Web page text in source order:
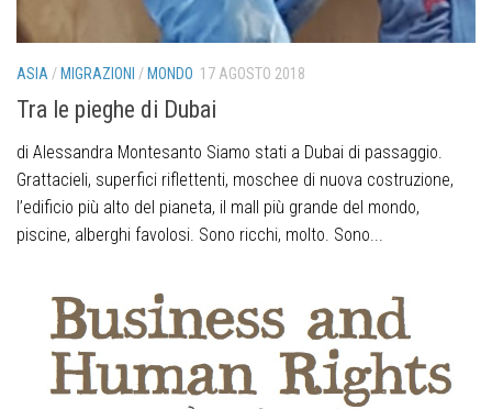
ASIA/ MIGRAZIONI / MONDO 17 AGOSTO 2018
Tra le pieghe di Dubai
di Alessandra Montesanto Siamo stati a Dubai di passaggio.
Grattacieli, superfici riflettenti, moschee di nuova costruzione,
l’edificio più alto del pianeta, il mall più grande del mondo,
piscine, alberghi favolosi. Sono ricchi, molto. Sono...